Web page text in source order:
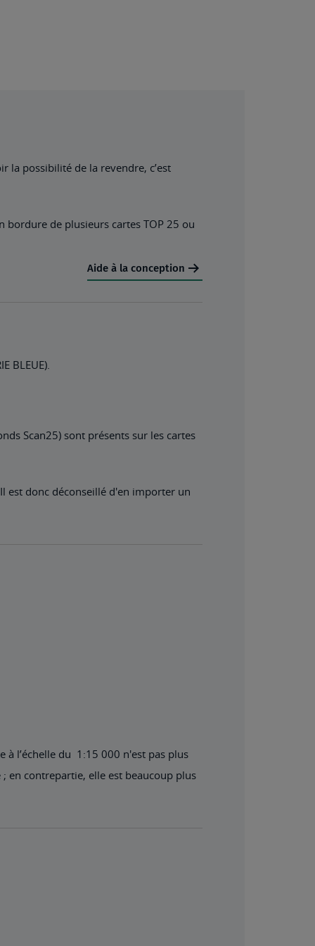
la possibilité de la revendre, c’est
de plusieurs cartes TOP 25 ou
Aide à la conception
BLEUE).
Scan25) sont présents sur les cartes
est donc déconseillé d'en importer un
à l’échelle du 1:15 000 n'est pas plus
en contrepartie, elle est beaucoup plus